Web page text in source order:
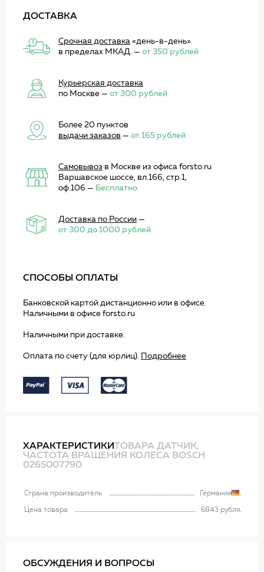
ДОСТАВКА
Срочная доставка«день-в-день»
в пределах МКАД. — от 350 рублей
Курьерская доставка
по Москве — от 300 рублей
Более 20 пунктов
выдачи заказов — от 165 рублей
Самовывоз в Москве из офиса forsto.ru
Варшавское шоссе, вл.166, стр.1,
оф.106 — Бесплатно
Доставка по России—
от 300 до 1000 рублей
СПОСОБЫ ОПЛАТЫ
Банковской картой дистанционно или в офисе.
Наличными в офисе forsto.ru
Наличными при доставке.
Оплата по счету (для юрлиц). Подробнее
ХАРАКТЕРИСТИКИТОВАРА ДАТЧИК,
ЧАСТОТА ВРАЩЕНИЯ КОЛЕСА BOSCH
0265007790
Страна производитель Германия
Цена товара 6843 рубля
ОБСУЖДЕНИЯ И ВОПРОСЫ